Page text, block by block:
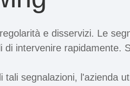
e disservizi. Le
di intervenire rapidamente.
segnalazioni, l'azienda